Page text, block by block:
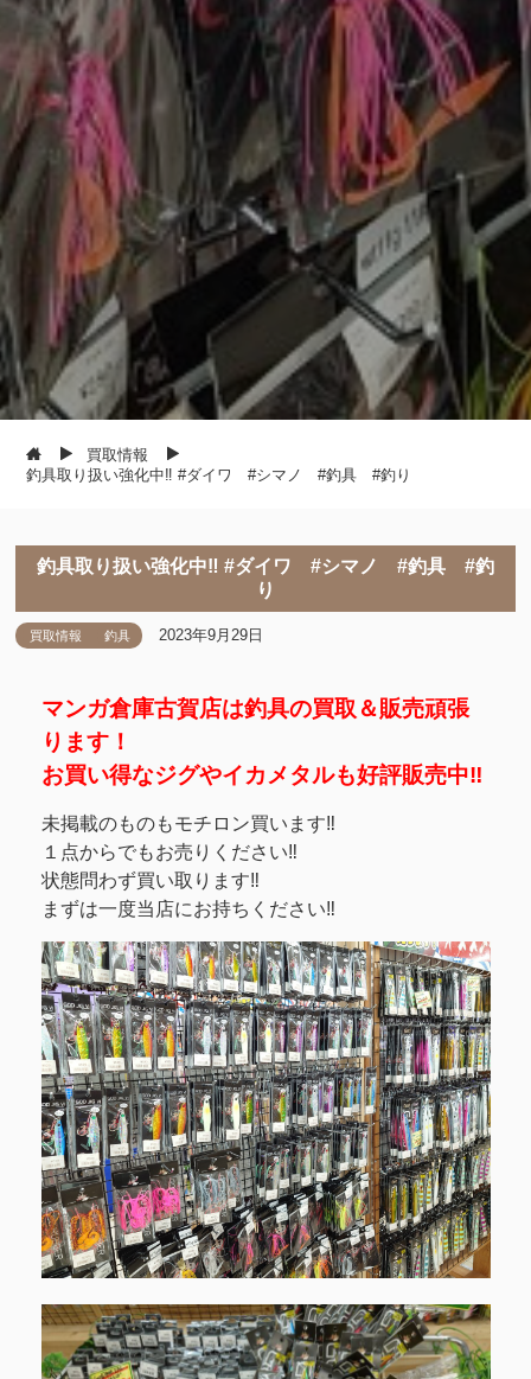
買取情報
釣具取り扱い強化中‼ #ダイワ #シマノ #釣具 #釣り
釣具取り扱い強化中‼ #ダイワ #シマノ #釣具 #釣
り
買取情報 釣具 2023年9月29日
マンガ倉庫古賀店は釣具の買取＆販売頑張
ります！
お買い得なジグやイカメタルも好評販売中‼
未掲載のものもモチロン買います‼
１点からでもお売りください‼
状態問わず買い取ります‼
まずは一度当店にお持ちください‼